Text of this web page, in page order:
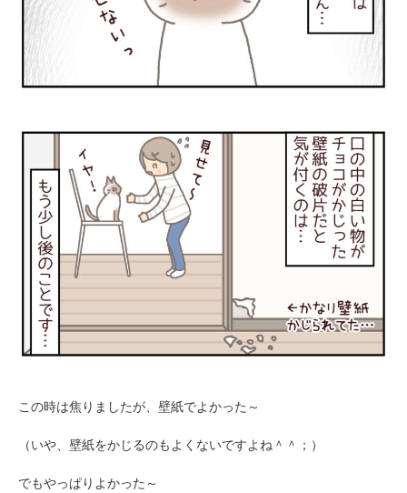
この時は焦りましたが、壁紙でよかった～
（いや、壁紙をかじるのもよくないですよね＾＾；）
でもやっぱりよかった～
閉じる
pecodogs
pecocats
PECOアプリをダウンロード済みの方
アプリで開く